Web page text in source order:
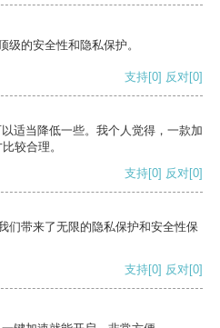
的安全性和隐私保护。
支持[0] 反对[0]
适当降低一些。我个人觉得，一款加
较合理。
支持[0] 反对[0]
们带来了无限的隐私保护和安全性保
支持[0] 反对[0]